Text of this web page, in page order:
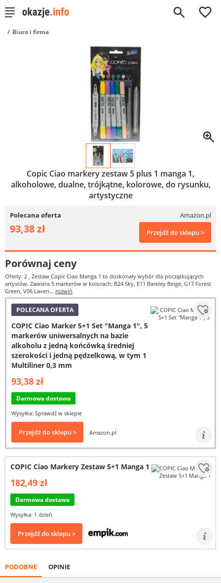
0
Biuro i firma
Copic Ciao markery zestaw 5 plus 1 manga 1,
alkoholowe, dualne, trójkątne, kolorowe, do rysunku,
artystyczne
Polecana oferta Amazon.pl
93,38 zł Przejdź do sklepu >
Porównaj ceny
Oferty: 2 , Zestaw Copic Ciao Manga 1 to doskonały wybór dla początkujących
artystów. Zawiera 5 markerów w kolorach: B24 Sky, E11 Bareley Beige, G17 Forest
Green, V06 Laven... rozwiń
POLECANA OFERTA
COPIC Ciao Marker 5+1 Set "Manga 1", 5
markerów uniwersalnych na bazie
alkoholu z jedną końcówką średniej
szerokości i jedną pędzelkową, w tym 1
Multiliner 0,3 mm
93,38 zł
Darmowa dostawa
Wysyłka: Sprawdź w sklepie
Przejdź do sklepu > Amazon.pl
COPIC Ciao Markery Zestaw 5+1 Manga 1
182,49 zł
Darmowa dostawa
Wysyłka: 1 dzień
Przejdź do sklepu >
PODOBNE OPINIE